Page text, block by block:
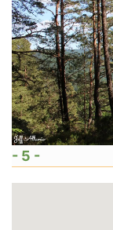
- 5 -